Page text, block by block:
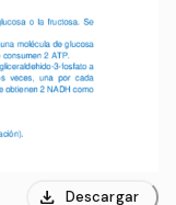
download Descargar